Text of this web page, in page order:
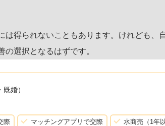
は得られないこともあります。けれども、
選択となるはずです。
既婚）
際 マッチングアプリで交際 水商売（1年